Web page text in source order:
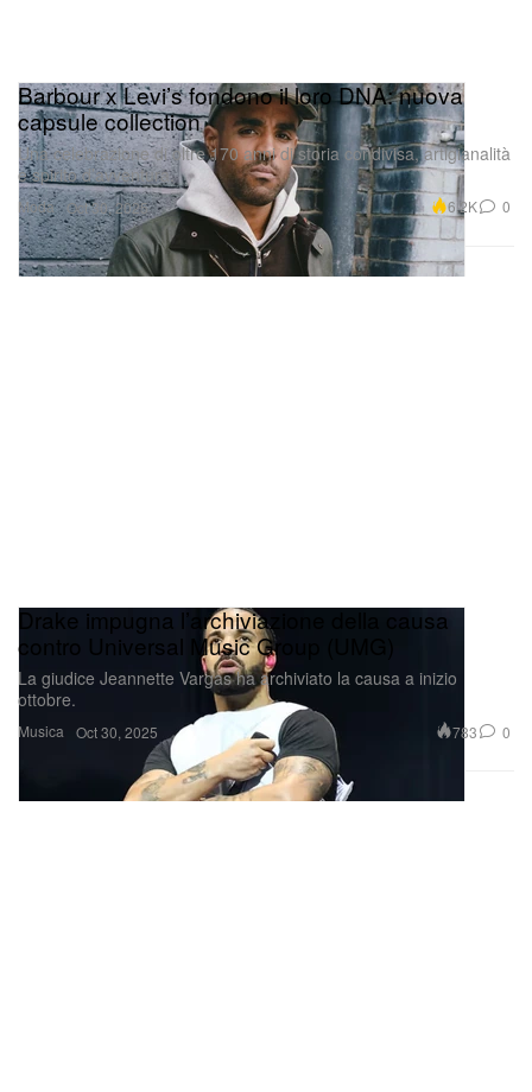
Moda
Barbour x Levi’s fondono il loro DNA: nuova
capsule collection
Una celebrazione di oltre 170 anni di storia condivisa, artigianalità
e spirito d’avventura.
Oct 30, 2025 6.2K 0
Musica
Drake impugna l’archiviazione della causa
contro Universal Music Group (UMG)
La giudice Jeannette Vargas ha archiviato la causa a inizio
ottobre.
Oct 30, 2025 783 0